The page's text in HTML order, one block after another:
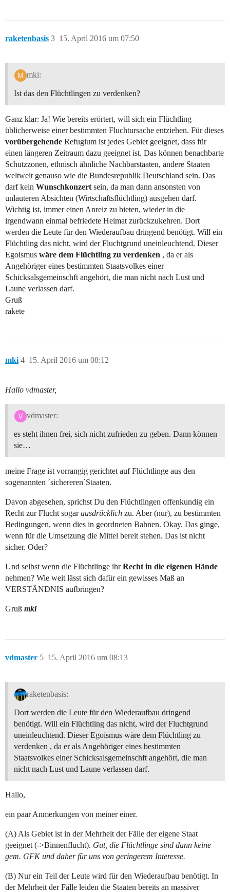
raketenbasis 15. April 2016 um 07:50
3
mki:
Ist das den Flüchtlingen zu verdenken?
Ganz klar: Ja! Wie bereits erörtert, will sich ein Flüchtling
üblicherweise einer bestimmten Fluchtursache entziehen. Für dieses
vorübergehende Refugium ist jedes Gebiet geeignet, dass für
einen längeren Zeitraum dazu geeignet ist. Das können benachbarte
Schutzzonen, ethnisch ähnliche Nachbarstaaten, andere Staaten
weltweit genauso wie die Bundesrepublik Deutschland sein. Das
darf kein Wunschkonzert sein, da man dann ansonsten von
unlauteren Absichten (Wirtschaftsflüchtling) ausgehen darf.
Wichtig ist, immer einen Anreiz zu bieten, wieder in die
irgendwann einmal befriedete Heimat zurückzukehren. Dort
werden die Leute für den Wiederaufbau dringend benötigt. Will ein
Flüchtling das nicht, wird der Fluchtgrund uneinleuchtend. Dieser
Egoismus wäre dem Flüchtling zu verdenken , da er als
Angehöriger eines bestimmten Staatsvolkes einer
Schicksalsgemeinschft angehört, die man nicht nach Lust und
Laune verlassen darf.
Gruß
rakete
mki 15. April 2016 um 08:12
4
Hallo vdmaster,
vdmaster:
es steht ihnen frei, sich nicht zufrieden zu geben. Dann können
sie…
meine Frage ist vorrangig gerichtet auf Flüchtlinge aus den
sogenannten ´sichereren´Staaten.
Davon abgesehen, sprichst Du den Flüchtlingen offenkundig ein
Recht zur Flucht sogarausdrücklich zu. Aber (nur), zu bestimmten
Bedingungen, wenn dies in geordneten Bahnen. Okay. Das ginge,
wenn für die Umsetzung die Mittel bereit stehen. Das ist nicht
sicher. Oder?
Und selbst wenn die Flüchtlinge ihrRecht in die eigenen Hände
nehmen? Wie weit lässt sich dafür ein gewisses Maß an
VERSTÄNDNIS aufbringen?
Gruß mki
vdmaster 15. April 2016 um 08:13
5
raketenbasis:
Dort werden die Leute für den Wiederaufbau dringend
benötigt. Will ein Flüchtling das nicht, wird der Fluchtgrund
uneinleuchtend. Dieser Egoismus wäre dem Flüchtling zu
verdenken , da er als Angehöriger eines bestimmten
Staatsvolkes einer Schicksalsgemeinschft angehört, die man
nicht nach Lust und Laune verlassen darf.
Hallo,
ein paar Anmerkungen von meiner einer.
(A) Als Gebiet ist in der Mehrheit der Fälle der eigene Staat
geeignet (->Binnenflucht). Gut, die Flüchtlinge sind dann keine
gem. GFK und daher für uns von geringerem Interesse.
(B) Nur ein Teil der Leute wird für den Wiederaufbau benötigt. In
der Mehrheit der Fälle leiden die Staaten bereits an massiver